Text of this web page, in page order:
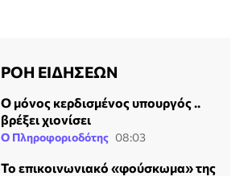
ΡΟΗ ΕΙΔΗΣΕΩΝ
Ο μόνος κερδισμένος υπουργός ..
βρέξει χιονίσει
Ο Πληροφοριοδότης 08:03
Το επικοινωνιακό «φούσκωμα» της